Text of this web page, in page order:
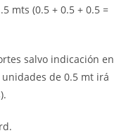
mts (0.5 + 0.5 + 0.5 =
salvo indicación en
de 0.5 mt irá